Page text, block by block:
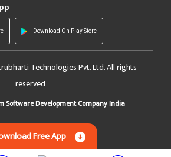
Download On Play Store
Technologies Pvt. Ltd. All rights
reserved
Software Development Company India
Free App